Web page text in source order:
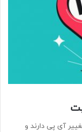
آی پی دارند و